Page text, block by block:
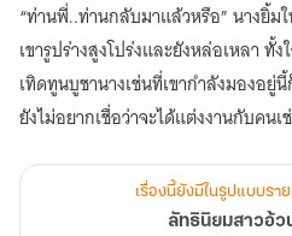
“ท่านพี่..ท่านกลับมาแล้วหรือ” นางยิ้ม
เขารูปร่างสูงโปร่งและยังหล่อเหลา ทั้
เทิดทูนบูชานางเช่นที่เขากำลังมองอยู่
ยังไม่อยากเชื่อว่าจะได้แต่งงานกับคนเ
คุกเข่าลงตรงหน้าของภรรยาและกอดเ
หน้าบนตักของนางราวกับพยัคฆ์ที่ยอม
เรื่องนี้ยังมีในรูปแบบรา
ลัทธินิยมสาวอ้ว